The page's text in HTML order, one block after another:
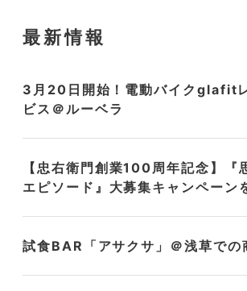
最新情報
3月20日開始！電動バイクglafit
ビス＠ルーベラ
【忠右衛門創業100周年記念】『
エピソード』大募集キャンペーン
試食BAR「アサクサ」＠浅草での